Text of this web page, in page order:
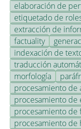
elaboración de
etiquetado de
extracción de
factuality
indexación de
traducción
morfología
procesamiento de
procesamiento de
procesamiento de
procesamiento de